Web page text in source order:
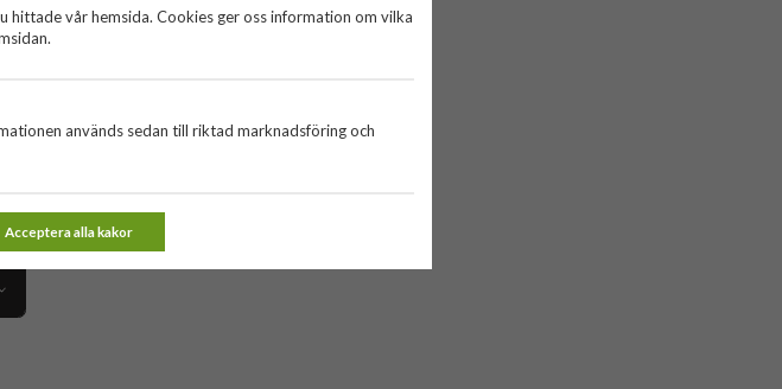
hittade vår hemsida. Cookies ger oss information om vilka
används sedan till riktad marknadsföring och
Acceptera alla kakor